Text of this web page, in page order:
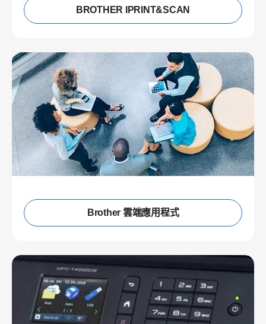
BROTHER IPRINT&SCAN
Brother 雲端應用程式